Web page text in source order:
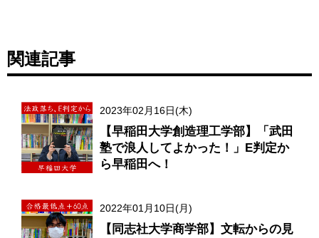
関連記事
2023年02月16日(木)
【早稲田大学創造理工学部】「武田
塾で浪人してよかった！」E判定か
ら早稲田へ！
2022年01月10日(月)
【同志社大学商学部】文転からの見